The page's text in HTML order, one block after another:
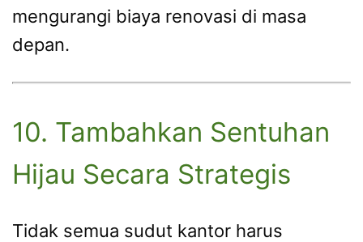
mengurangi biaya renovasi di masa
depan.
10. Tambahkan Sentuhan
Hijau Secara Strategis
Tidak semua sudut kantor harus